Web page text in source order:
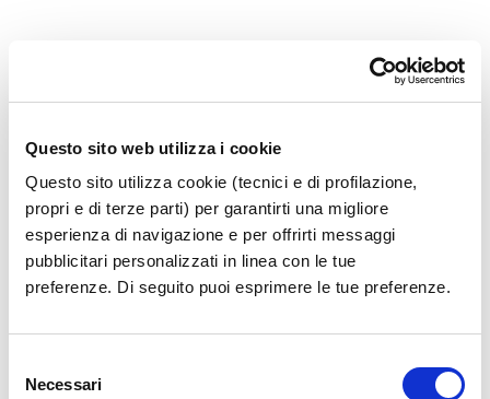
Questo sito web utilizza i cookie
Questo sito utilizza cookie (tecnici e di profilazione,
propri e di terze parti) per garantirti una migliore
esperienza di navigazione e per offrirti messaggi
pubblicitari personalizzati in linea con le tue
preferenze. Di seguito puoi esprimere le tue preferenze.
delNecessari